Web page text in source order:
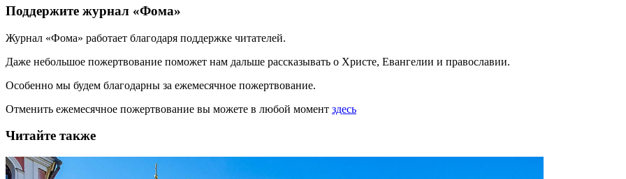
Поддержите журнал «Фома»
Журнал «Фома» работает благодаря поддержке читателей.
Даже небольшое пожертвование поможет нам дальше рассказывать о Христе, Евангелии и православии.
Особенно мы будем благодарны за ежемесячное пожертвование.
Отменить ежемесячное пожертвование вы можете в любой момент здесь
Читайте также